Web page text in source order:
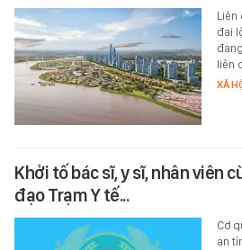
Liên
đại
liên
XÃ
Khởi tố bác sĩ, y sĩ, nhân viên
đạo Trạm Y tế...
Cơ
an